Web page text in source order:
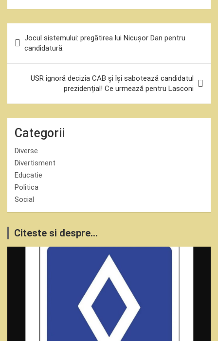
în
articole
Jocul sistemului: pregătirea lui Nicușor Dan pentru
candidatură.
USR ignoră decizia CAB și își sabotează candidatul
prezidențial! Ce urmează pentru Lasconi
Categorii
Diverse
Divertisment
Educatie
Politica
Social
Citeste si despre...